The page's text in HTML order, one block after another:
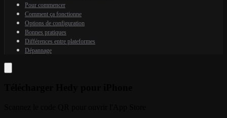
Pour commencer
Comment ça fonctionne
Options de configuration
Bonnes pratiques
Différences entre plateformes
Dépannage